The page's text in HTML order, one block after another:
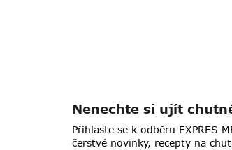
Nenechte si ujít
Přihlaste se k odběru EXPRES
čerstvé novinky, recepty na